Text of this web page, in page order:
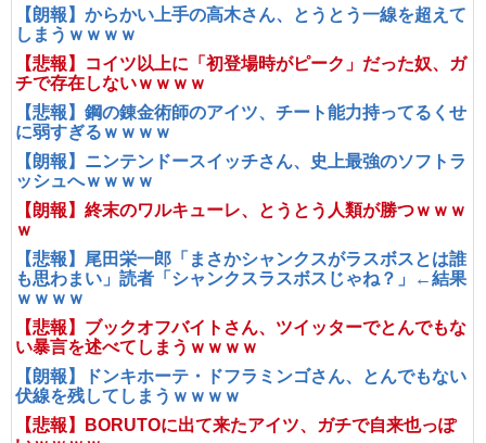
【朗報】からかい上手の高木さん、とうとう一線を超えて
しまうｗｗｗｗ
【悲報】コイツ以上に「初登場時がピーク」だった奴、ガ
チで存在しないｗｗｗｗ
【悲報】鋼の錬金術師のアイツ、チート能力持ってるくせ
に弱すぎるｗｗｗｗ
【朗報】ニンテンドースイッチさん、史上最強のソフトラ
ッシュへｗｗｗｗ
【朗報】終末のワルキューレ、とうとう人類が勝つｗｗｗ
ｗ
【悲報】尾田栄一郎「まさかシャンクスがラスボスとは誰
も思わまい」読者「シャンクスラスボスじゃね？」←結果
ｗｗｗｗ
【悲報】ブックオフバイトさん、ツイッターでとんでもな
い暴言を述べてしまうｗｗｗｗ
【朗報】ドンキホーテ・ドフラミンゴさん、とんでもない
伏線を残してしまうｗｗｗｗ
【悲報】BORUTOに出て来たアイツ、ガチで自来也っぽ